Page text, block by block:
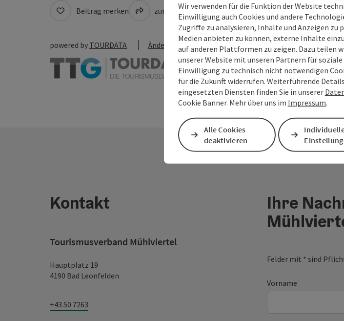
Beitrag merken zum Merkzettel PDF erstellen Beitrag
powered by TOURDATA Änderung vorschlagen
Kontakt
Tourismusverband Mühlviertel
Hauptplatz 19
4190 Bad Leonfelden
+43 50 7263
Ihre
Felder mit * sind
Vorname
Wir verwenden für die Funktion der Website
Einwilligung auch Cookies und andere
Zugriffe zu analysieren, Inhalte und Anzeigen zu
Medien anbieten zu können, externe Inhalte
auf anderen Plattformen zu zeigen. Dazu teilen
unserer Website mit unseren Partnern für soziale
Einwilligung zu technisch nicht notwendigen
für die Zukunft widerrufen. Weiterführende
eingesetzten Diensten finden Sie in unserer
Cookie Banner. Mehr über uns im Impressum.
Alle Cookies
deaktivieren